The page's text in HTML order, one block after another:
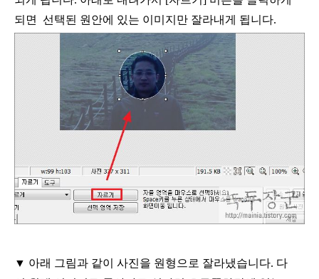
되면
선택된 원안에 있는 이미지만 잘라내게 됩니다.
▼ 아래 그림과 같이 사진을 원형으로 잘라냈습니다. 다